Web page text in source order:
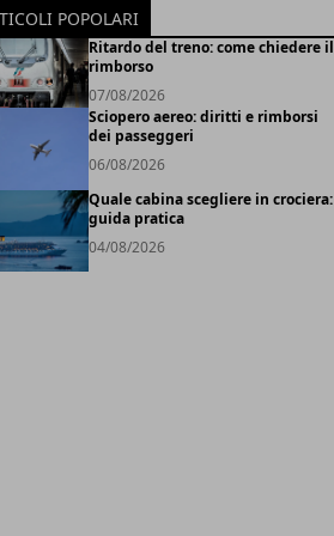
POPOLARI
Ritardo del treno: come chiedere il
rimborso
07/08/2026
Sciopero aereo: diritti e rimborsi
dei passeggeri
06/08/2026
Quale cabina scegliere in crociera:
guida pratica
04/08/2026